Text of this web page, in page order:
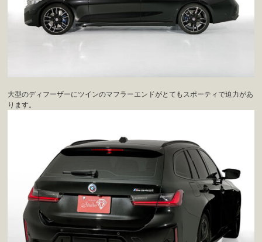
大型のディフーザーにツインのマフラーエンドがとてもスポーティで迫力があ
ります。